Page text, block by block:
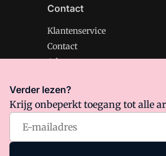
Contact
Klantenservice
Contact
Adverteren
Management Support is
Algemene Voorwaarden
Verder lezen?
Krijg onbeperkt toegang tot alle